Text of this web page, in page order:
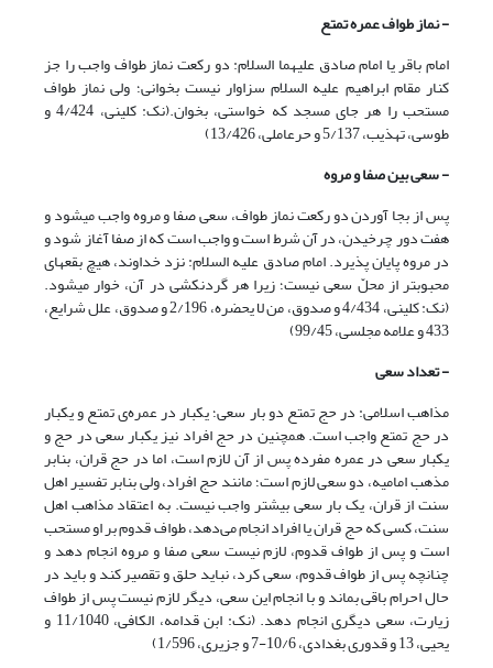
- نماز طواف عمره تمتع
امام باقر یا امام صادق علیهما السلام: دو رکعت نماز طواف واجب را جز
کنار مقام ابراهیم علیه السلام سزاوار نیست بخوانى؛ ولى نماز طواف
مستحب را هر جاى مسجد که خواستى، بخوان.(نک: کلینی، 4/424 و
طوسی، تهذیب، 5/137 و حرعاملی، 13/426)
- سعی بین صفا و مروه
پس از بجا آوردن دو رکعت نماز طواف، سعى صفا و مروه واجب مى‏شود و
هفت دور چرخیدن، در آن شرط است و واجب است که از صفا آغاز شود و
در مروه پایان پذیرد. امام صادق علیه السلام: نزد خداوند، هیچ بقعه‏اى
محبوب‏تر از محلّ سعى نیست؛ زیرا هر گردنکشى در آن، خوار مى‏شود.
(نک: کلینی، 4/434 و صدوق، من لا یحضره، 2/196 و صدوق، علل شرایع،
433 و علامه مجلسی، 99/45)
- تعداد سعی
مذاهب اسلامی: در حج تمتع دو بار سعی؛ یکبار در عمره‌ی تمتع و یکبار
در حج تمتع واجب است. همچنین در حج افراد نیز یکبار سعی در حج و
یکبار سعی در عمره مفرده پس از آن لازم است، اما در حج قران، بنابر
مذهب امامیه، دو سعی لازم است؛ مانند حج افراد، ولی بنابر تفسیر اهل
سنت از قران، یک بار سعی بیشتر واجب نیست. به اعتقاد مذاهب اهل
سنت، کسی که حج قران یا افراد انجام می‌‌دهد، طواف قدوم بر او مستحب
است و پس از طواف قدوم، لازم نیست سعی صفا و مروه انجام دهد و
چنانچه پس از طواف قدوم، سعی کرد، نباید حلق و تقصیر کند و باید در
حال احرام باقی بماند و با انجام این سعی، دیگر لازم نیست پس از طواف
زیارت، سعی دیگری انجام دهد. (نک: ابن قدامه، الکافی، 11/1040 و
یحیی، 13 و قدوری بغدادی، 10/6-7 و جزیری، 1/596)